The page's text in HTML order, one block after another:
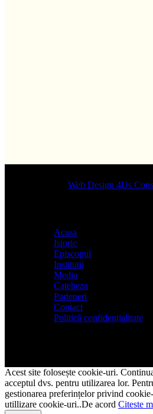
Designed byWeb Design 4Us
Acasa
Istoric
Episcopul
Institutii
Media
Cateheza
Parteneri
Contact
Politică confidențialitate
Acest site folosește cookie-uri.
acceptul dvs. pentru utilizarea lor.
gestionarea preferințelor privind
utillizare cookie-uri..De acord Citeste